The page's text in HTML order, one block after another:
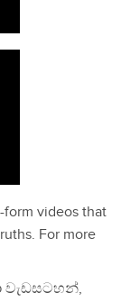
form videos that
For more
වැඩසටහන්,